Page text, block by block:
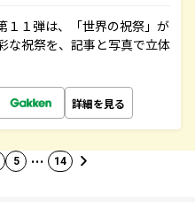
１１弾は、「世界の祝祭」が
な祝祭を、記事と写真で立体
詳細を見る
5 … 14